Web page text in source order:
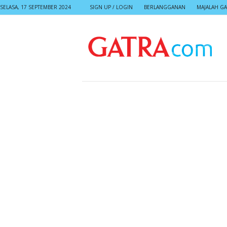
SELASA, 17 SEPTEMBER 2024 SIGN UP / LOGIN BERLANGGANAN MAJALAH